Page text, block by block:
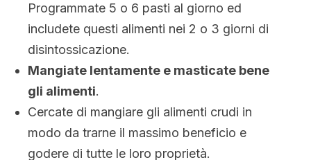
Programmate 5 o 6 pasti al giorno ed
includete questi alimenti nei 2 o 3 giorni di
disintossicazione.
Mangiate lentamente e masticate bene
gli alimenti.
Cercate di mangiare gli alimenti crudi in
modo da trarne il massimo beneficio e
godere di tutte le loro proprietà.